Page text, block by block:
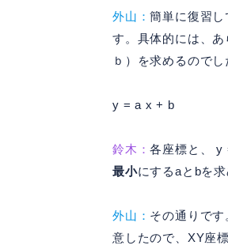
外山：簡単に復習
す。具体的には、
ｂ）を求めるのでし
y = a x + b
鈴木：各座標と、
最小にするaとbを求
外山： その通りで
意したので、XY座